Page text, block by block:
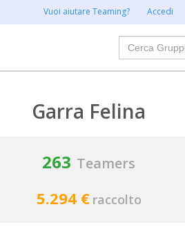
Vuoi aiutare Teaming? Accedi
Cerca
Garra Felina
263 Teamers
5.294 € raccolto